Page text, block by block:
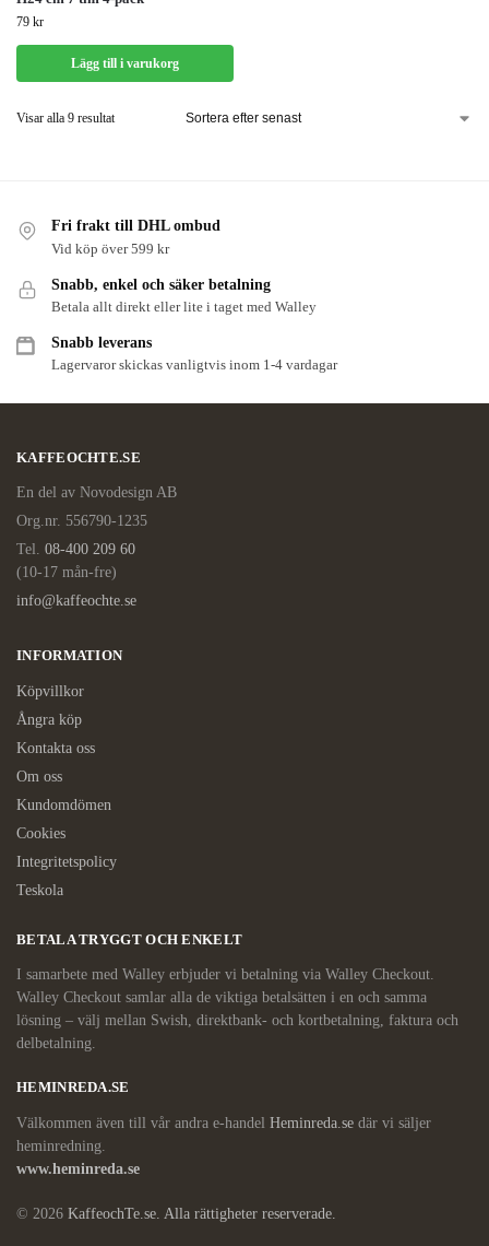
79 kr
Lägg till i varukorg
Visar alla 9 resultat
Fri frakt till DHL ombud
Vid köp över 599 kr
Snabb, enkel och säker betalning
Betala allt direkt eller lite i taget med Walley
Snabb leverans
Lagervaror skickas vanligtvis inom 1-4 vardagar
KAFFEOCHTE.SE
En del av Novodesign AB
Org.nr. 556790-1235
Tel. 08-400 209 60
(10-17 mån-fre)
info@kaffeochte.se
INFORMATION
Köpvillkor
Ångra köp
Kontakta oss
Om oss
Kundomdömen
Cookies
Integritetspolicy
Teskola
BETALA TRYGGT OCH ENKELT
I samarbete med Walley erbjuder vi betalning via Walley Checkout.
Walley Checkout samlar alla de viktiga betalsätten i en och samma
lösning – välj mellan Swish, direktbank- och kortbetalning, faktura och
delbetalning.
HEMINREDA.SE
Välkommen även till vår andra e-handel Heminreda.se där vi säljer
heminredning.
www.heminreda.se
© 2026 KaffeochTe.se. Alla rättigheter reserverade.